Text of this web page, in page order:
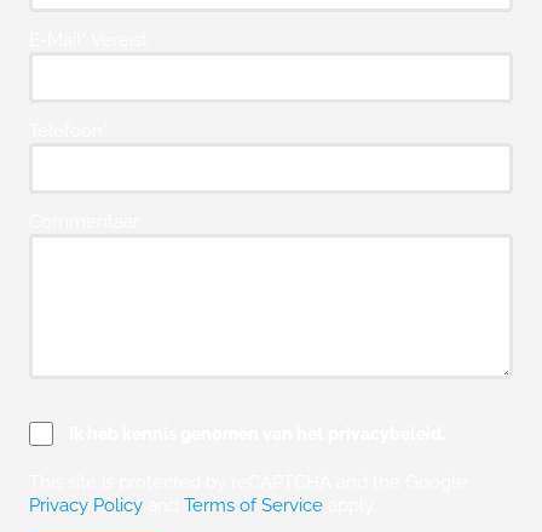
Privacy Policy
Terms of Service